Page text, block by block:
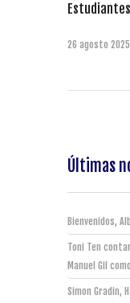
Estudiantes
26 agosto 2025
Últimas
Bienvenidos,
Toni Ten
Manuel Gil
Simon Gradin,